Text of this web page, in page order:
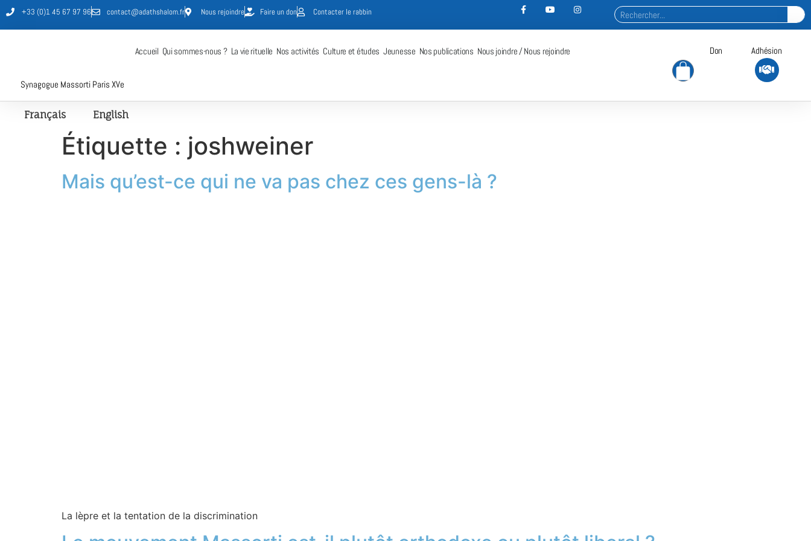
+33 (0)1 45 67 97 96 contact@adathshalom.fr Nous rejoindre Faire un don Contacter le rabbin
Synagogue Massorti Paris XVe
Accueil Qui sommes-nous ? La vie rituelle Nos activités Culture et études Jeunesse Nos publications Nous joindre / Nous rejoindre Don Adhésion
Français English
Étiquette : joshweiner
Mais qu’est-ce qui ne va pas chez ces gens-là ?
La lèpre et la tentation de la discrimination